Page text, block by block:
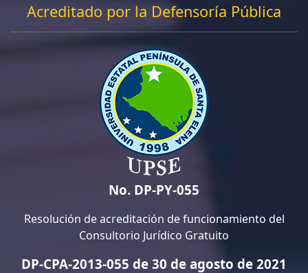
Acreditado por la Defensoría Pública
No. DP-PY-055
Resolución de acreditación de funcionamiento del
Consultorio Jurídico Gratuito
DP-CPA-2013-055 de 30 de agosto de 2021